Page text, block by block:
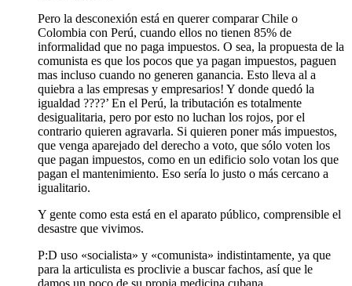
Pero la desconexión está en querer comparar Chile o
Colombia con Perú, cuando ellos no tienen 85% de
informalidad que no paga impuestos. O sea, la propuesta de la
comunista es que los pocos que ya pagan impuestos, paguen
mas incluso cuando no generen ganancia. Esto lleva al a
quiebra a las empresas y empresarios! Y donde quedó la
igualdad ????’ En el Perú, la tributación es totalmente
desigualitaria, pero por esto no luchan los rojos, por el
contrario quieren agravarla. Si quieren poner más impuestos,
que venga aparejado del derecho a voto, que sólo voten los
que pagan impuestos, como en un edificio solo votan los que
pagan el mantenimiento. Eso sería lo justo o más cercano a
igualitario.
Y gente como esta está en el aparato público, comprensible el
desastre que vivimos.
P:D uso «socialista» y «comunista» indistintamente, ya que
para la articulista es proclivie a buscar fachos, así que le